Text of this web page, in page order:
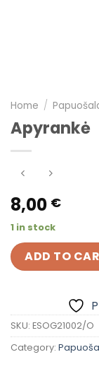
Home /
Apyrankė
8,00 €
1 in stock
ADD TO
SKU: ESOG21002/O
Category: